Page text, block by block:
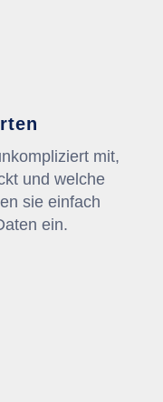
mit,
und welche
sie einfach
ein.